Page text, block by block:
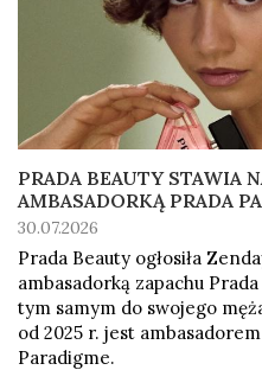
PRADA BEAUTY STAWIA
AMBASADORKĄ PRADA
30.07.2026
Prada Beauty ogłosiła
ambasadorką zapachu
tym samym do swojego
od 2025 r. jest
Paradigme.